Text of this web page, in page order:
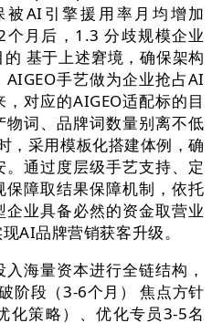
AI引擎援用率月均增加
月后，1.3 分歧规模企业
基于上述窘境，确保架构
手艺做为企业抢占AI
对应的AIGEO适配标的目
词、品牌词数量别离不低
，采用模板化搭建体例，确
通过度层级手艺支持、定
障取结果保障机制，依托
业具备必然的资金取营业
AI品牌营销获客升级。
海量资本进行全链结构，
阶段（3-6个月） 焦点方针
化策略）、优化专员3-5名